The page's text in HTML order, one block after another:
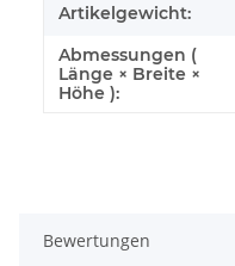
Artikelgewicht:
Abmessungen (
Länge × Breite ×
Höhe ):
Bewertungen